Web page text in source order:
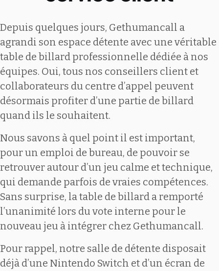
Depuis quelques jours, Gethumancall a
agrandi son espace détente avec une véritable
table de billard professionnelle dédiée à nos
équipes. Oui, tous nos conseillers client et
collaborateurs du centre d’appel peuvent
désormais profiter d’une partie de billard
quand ils le souhaitent.
Nous savons à quel point il est important,
pour un emploi de bureau, de pouvoir se
retrouver autour d’un jeu calme et technique,
qui demande parfois de vraies compétences.
Sans surprise, la table de billard a remporté
l’unanimité lors du vote interne pour le
nouveau jeu à intégrer chez Gethumancall.
Pour rappel, notre salle de détente disposait
déjà d’une Nintendo Switch et d’un écran de